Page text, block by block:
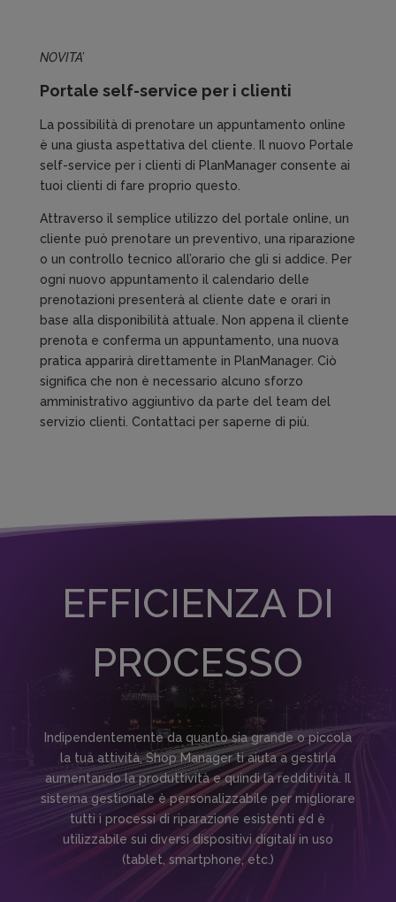
NOVITA’
Portale self-service per i clienti
La possibilità di prenotare un appuntamento online
è una giusta aspettativa del cliente. Il nuovo Portale
self-service per i clienti di PlanManager consente ai
tuoi clienti di fare proprio questo.
Attraverso il semplice utilizzo del portale online, un
cliente può prenotare un preventivo, una riparazione
o un controllo tecnico all’orario che gli si addice. Per
ogni nuovo appuntamento il calendario delle
prenotazioni presenterà al cliente date e orari in
base alla disponibilità attuale. Non appena il cliente
prenota e conferma un appuntamento, una nuova
pratica apparirà direttamente in PlanManager. Ciò
significa che non è necessario alcuno sforzo
amministrativo aggiuntivo da parte del team del
servizio clienti. Contattaci per saperne di più.
EFFICIENZA DI
PROCESSO
Indipendentemente da quanto sia grande o piccola
la tua attività, Shop Manager ti aiuta a gestirla
aumentando la produttività e quindi la redditività. Il
sistema gestionale è personalizzabile per migliorare
tutti i processi di riparazione esistenti ed è
utilizzabile sui diversi dispositivi digitali in uso
(tablet, smartphone, etc.)